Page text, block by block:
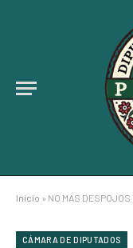
Inicio » NO MAS DESPOJOS
CÁMARA DE DIPUTADOS